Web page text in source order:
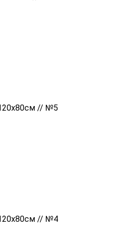
// №5
// №4